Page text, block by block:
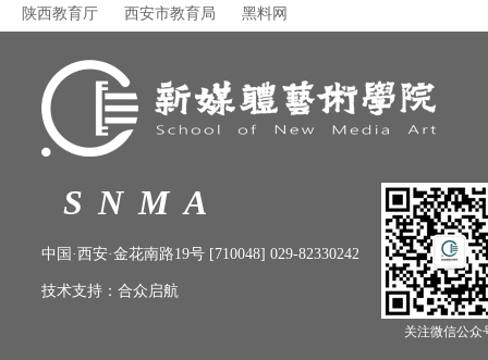
陕西教育厅 西安市教育局 黑料网
SNMA
中国·西安·金花南路19号 [710048] 029-82330242
技术支持： 合众启航
关注微信公众